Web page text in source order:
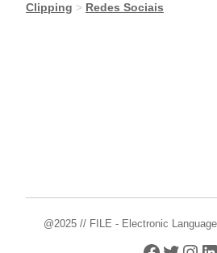
|Clipping > Redes Sociais
@2025 // FILE - Electronic